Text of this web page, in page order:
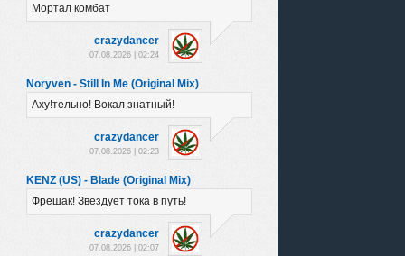
Мортал комбат
crazydancer
07.08.2026 | 02:24
Noryven - Still In Me (Original Mix)
Аху!тельно! Вокал знатный!
crazydancer
07.08.2026 | 02:23
KENZ (US) - Blade (Original Mix)
Фрешак! Звездует тока в путь!
crazydancer
07.08.2026 | 02:07